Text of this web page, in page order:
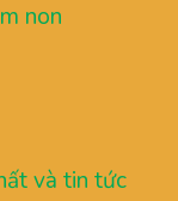
non
và tin tức